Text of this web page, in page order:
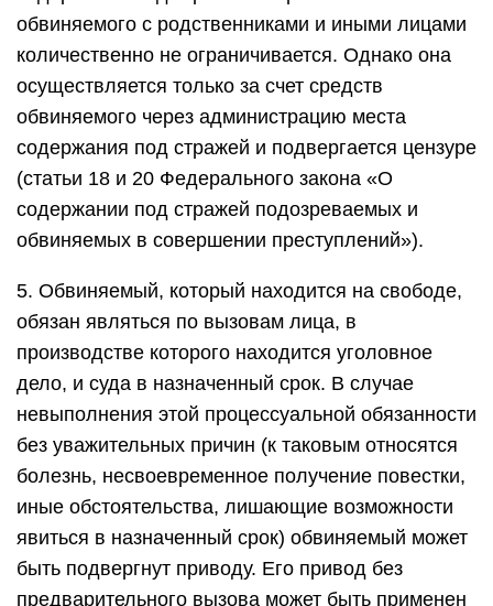
обвиняемого с родственниками и иными лицами
количественно не ограничивается. Однако она
осуществляется только за счет средств
обвиняемого через администрацию места
содержания под стражей и подвергается цензуре
(статьи 18 и 20 Федерального закона «О
содержании под стражей подозреваемых и
обвиняемых в совершении преступлений»).
5. Обвиняемый, который находится на свободе,
обязан являться по вызовам лица, в
производстве которого находится уголовное
дело, и суда в назначенный срок. В случае
невыполнения этой процессуальной обязанности
без уважительных причин (к таковым относятся
болезнь, несвоевременное получение повестки,
иные обстоятельства, лишающие возможности
явиться в назначенный срок) обвиняемый может
быть подвергнут приводу. Его привод без
предварительного вызова может быть применен